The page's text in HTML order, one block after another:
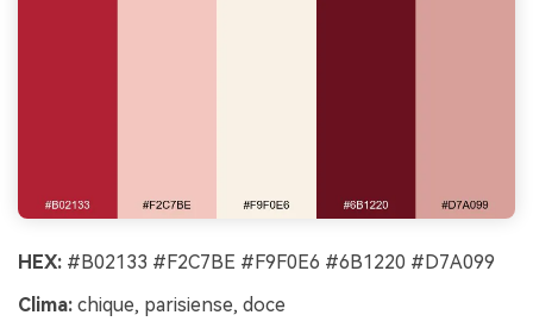
HEX: #B02133 #F2C7BE #F9F0E6 #6B1220 #D7A099
Clima: chique, parisiense, doce